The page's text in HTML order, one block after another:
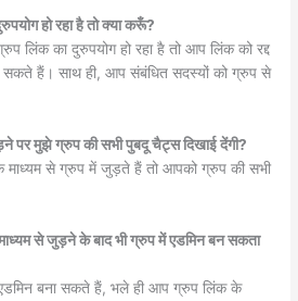
हो रहा है तो क्या करूँ?
लिंक का दुरुपयोग हो रहा है तो आप लिंक को रद्द
हैं। साथ ही, आप संबंधित सदस्यों को ग्रुप से
पर मुझे ग्रुप की सभी पुबदू चैट्स दिखाई देंगी?
माध्यम से ग्रुप में जुड़ते हैं तो आपको ग्रुप की सभी
से जुड़ने के बाद भी ग्रुप में एडमिन बन सकता
बना सकते हैं, भले ही आप ग्रुप लिंक के